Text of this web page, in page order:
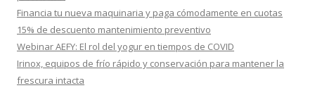
Financia tu nueva maquinaria y paga cómodamente en cuotas
15% de descuento mantenimiento preventivo
Webinar AEFY: El rol del yogur en tiempos de COVID
Irinox, equipos de frío rápido y conservación para mantener la
frescura intacta